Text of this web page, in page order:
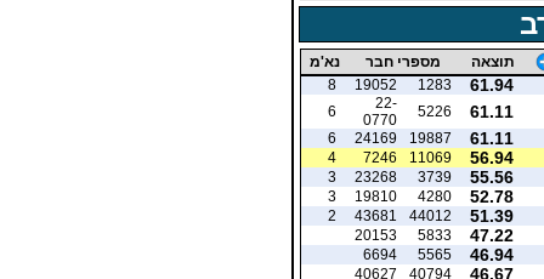
תוצאה מספרי חבר נא'מ
61.94
1283
19052
8
61.11
5226
22-
0770
6
61.11
19887
24169
6
56.94
11069
7246
4
55.56
3739
23268
3
52.78
4280
19810
3
51.39
44012
43681
2
47.22
5833
20153
46.94
5565
6694
46.67
40794
40627